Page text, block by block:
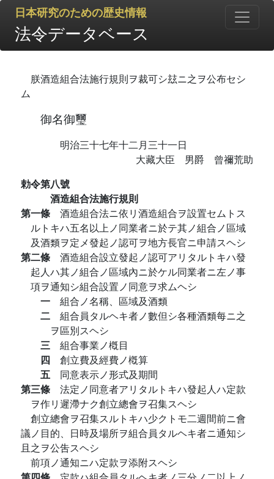
日本研究のための歴史情報
法令データベース
朕酒造組合法施行規則ヲ裁可シ玆ニ之ヲ公布セシ
ム
御名御璽
明治三十七年十二月三十一日
大藏大臣 男爵 曾禰荒助
勅令第八號
酒造組合法施行規則
第一條 酒造組合法ニ依リ酒造組合ヲ設置セムトス
ルトキハ五名以上ノ同業者ニ於テ其ノ組合ノ區域
及酒類ヲ定メ發起ノ認可ヲ地方長官ニ申請スヘシ
第二條 酒造組合設立發起ノ認可アリタルトキハ發
起人ハ其ノ組合ノ區域內ニ於ケル同業者ニ左ノ事
項ヲ通知シ組合設置ノ同意ヲ求ムヘシ
一 組合ノ名稱、區域及酒類
二 組合員タルヘキ者ノ數但シ各種酒類每ニ之
ヲ區別スヘシ
三 組合事業ノ槪目
四 創立費及經費ノ槪算
五 同意表示ノ形式及期間
第三條 法定ノ同意者アリタルトキハ發起人ハ定款
ヲ作リ遲滯ナク創立總會ヲ召集スヘシ
創立總會ヲ召集スルトキハ少クトモ二週間前ニ會
議ノ目的、日時及場所ヲ組合員タルヘキ者ニ通知シ
且之ヲ公吿スヘシ
前項ノ通知ニハ定款ヲ添附スヘシ